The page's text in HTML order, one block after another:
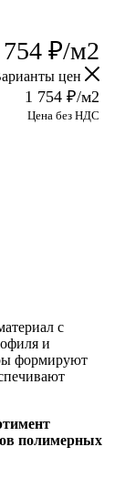
₽/м2
цен
1 754 ₽/м2
Цена без НДС
с
и
формируют
полимерных